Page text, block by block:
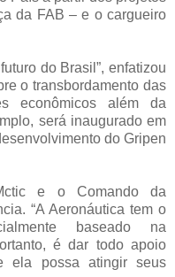
da FAB – e o cargueiro
do Brasil”, enfatizou
o transbordamento das
econômicos além da
será inaugurado em
do Gripen
e o Comando da
“A Aeronáutica tem o
baseado na
é dar todo apoio
ela possa atingir seus